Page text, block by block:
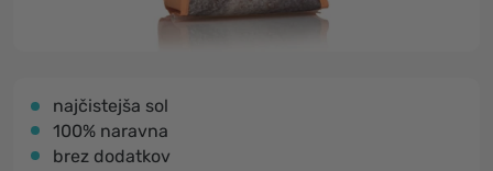
najčistejša sol
100% naravna
brez dodatkov